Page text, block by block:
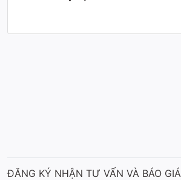
ĐĂNG KÝ NHẬN TƯ VẤN VÀ BÁO GIÁ